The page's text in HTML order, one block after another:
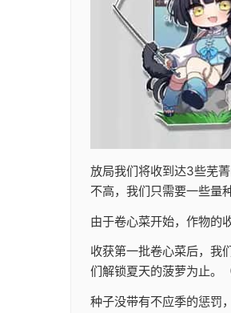
放局我们将收到达3些芜
不高，我们只需要一些量
由于卷心菜开始，作物的
收获第一批卷心菜后，我
们解锁夏天的菠萝为止。
种子没带有不应季的惩罚